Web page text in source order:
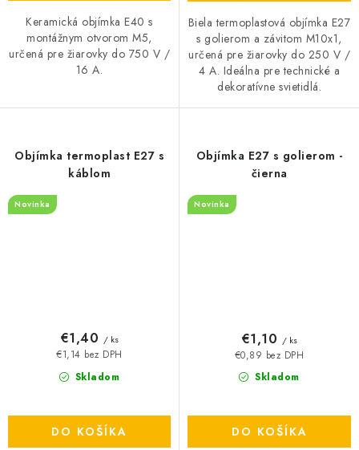
Keramická objímka E40 s
montážnym otvorom M5,
určená pre žiarovky do 750 V /
16 A.
Biela termoplastová objímka E27
s golierom a závitom M10x1,
určená pre žiarovky do 250 V /
4 A. Ideálna pre technické a
dekoratívne svietidlá.
Objímka termoplast E27 s
káblom
Novinka
Skladom
€1,14 bez DPH
€1,40 / ks
DO KOŠÍKA
Objímka E27 s golierom -
čierna
Novinka
Skladom
€0,89 bez DPH
€1,10 / ks
DO KOŠÍKA